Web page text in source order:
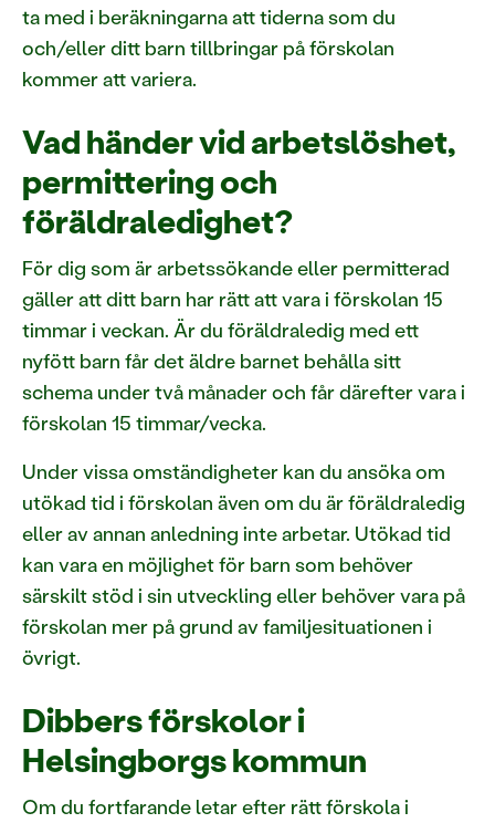
ta med i beräkningarna att tiderna som du
och/eller ditt barn tillbringar på förskolan
kommer att variera.
Vad händer vid arbetslöshet,
permittering och
föräldraledighet?
För dig som är arbetssökande eller permitterad
gäller att ditt barn har rätt att vara i förskolan 15
timmar i veckan. Är du föräldraledig med ett
nyfött barn får det äldre barnet behålla sitt
schema under två månader och får därefter vara i
förskolan 15 timmar/vecka.
Under vissa omständigheter kan du ansöka om
utökad tid i förskolan även om du är föräldraledig
eller av annan anledning inte arbetar. Utökad tid
kan vara en möjlighet för barn som behöver
särskilt stöd i sin utveckling eller behöver vara på
förskolan mer på grund av familjesituationen i
övrigt.
Dibbers förskolor i
Helsingborgs kommun
Om du fortfarande letar efter rätt förskola i